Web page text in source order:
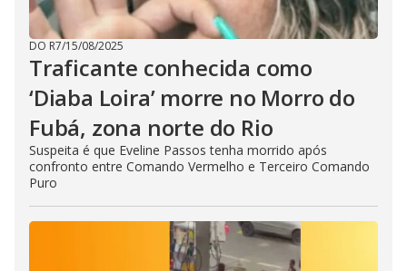
DO R7/15/08/2025
Traficante conhecida como
‘Diaba Loira’ morre no Morro do
Fubá, zona norte do Rio
Suspeita é que Eveline Passos tenha morrido após
confronto entre Comando Vermelho e Terceiro Comando
Puro